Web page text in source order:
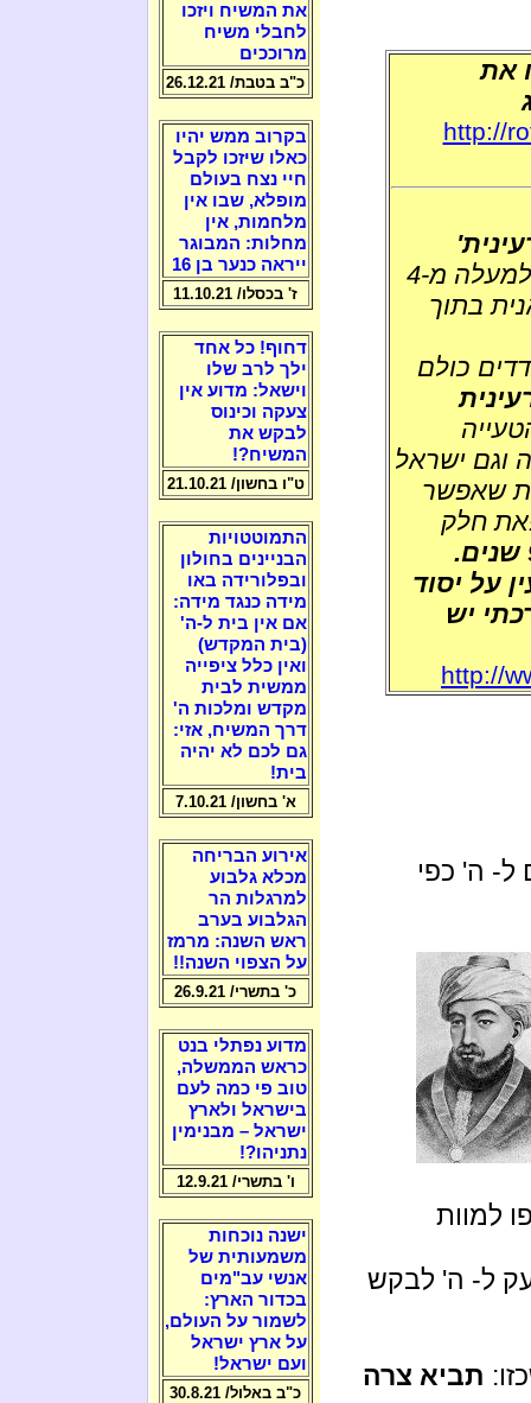
את
http://
בכיר מודיעין אמריקאי דיווח על מפגש לפני למעלה מ-4
בתוך
כולם
וגם ישראל
שאפשר
חלק
מדינה גרעינית מזה 9 שנים.
על יסוד
יש
http://
ל- ה' כפי
למוות
ל- ה' לבקש
תביא צרה
את המשיח ויזכו
לחבלי משיח
מרוככים
כ"ב בטבת/ 26.12.21
בקרוב ממש יהיו
כאלו שיזכו לקבל
חיי נצח בעולם
מופלא, שבו אין
מלחמות, אין
מחלות: המבוגר
ייראה כנער בן 16
ז' בכסלו/ 11.10.21
דחוף! כל אחד
ילך לרב שלו
וישאל: מדוע אין
צעקה וכינוס
לבקש את
המשיח?!
ט"ו בחשון/ 21.10.21
התמוטטויות
הבניינים בחולון
ובפלורידה באו
מידה כנגד מידה:
אם אין בית ל-ה'
(בית המקדש)
ואין כלל ציפייה
ממשית לבית
מקדש ומלכות ה'
דרך המשיח, אזי:
גם לכם לא יהיה
בית!
א' בחשון/ 7.10.21
אירוע הבריחה
מכלא גלבוע
למרגלות הר
הגלבוע בערב
ראש השנה: מרמז
על הצפוי השנה!!
כ' בתשרי/ 26.9.21
מדוע נפתלי בנט
כראש הממשלה,
טוב פי כמה לעם
בישראל ולארץ
ישראל – מבנימין
נתניהו?!
ו' בתשרי/ 12.9.21
ישנה נוכחות
משמעותית של
אנשי עב"מים
בכדור הארץ:
לשמור על העולם,
על ארץ ישראל
ועם ישראל!
כ"ב באלול/ 30.8.21